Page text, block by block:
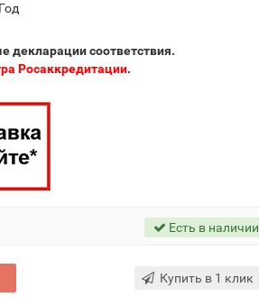
декларации соответствия.
Росаккредитации.
Есть в наличии
Купить в 1 клик